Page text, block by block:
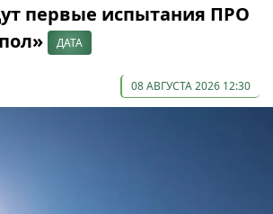
первые испытания ПРО
ДАТА
08 АВГУСТА 2026 12:30